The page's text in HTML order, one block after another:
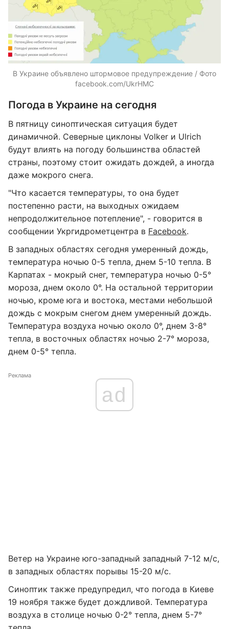
В Украине объявлено штормовое предупреждение / Фото
facebook.com/UkrHMC
Погода в Украине на сегодня
В пятницу синоптическая ситуация будет
динамичной. Северные циклоны Volker и Ulrich
будут влиять на погоду большинства областей
страны, поэтому стоит ожидать дождей, а иногда
даже мокрого снега.
"Что касается температуры, то она будет
постепенно расти, на выходных ожидаем
непродолжительное потепление", - говорится в
сообщении Укргидрометцентра в Facebook.
В западных областях сегодня умеренный дождь,
температура ночью 0-5 тепла, днем ​​5-10 тепла. В
Карпатах - мокрый снег, температура ночью 0-5°
мороза, днем ​​около 0°. На остальной территории
ночью, кроме юга и востока, местами небольшой
дождь с мокрым снегом днем ​​умеренный дождь.
Температура воздуха ночью около 0°, днем ​​3-8°
тепла, в восточных областях ночью 2-7° мороза,
днем ​​0-5° тепла.
Реклама
ad
Ветер на Украине юго-западный западный 7-12 м/с,
в западных областях порывы 15-20 м/с.
Синоптик также предупредил, что погода в Киеве
19 ноября также будет дождливой. Температура
воздуха в столице ночью 0-2° тепла, днем 5-7°